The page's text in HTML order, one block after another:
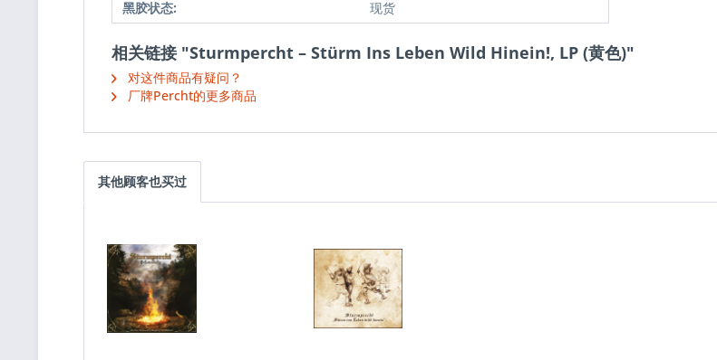
黑胶状态: 现货
相关链接 "Sturmpercht ‎– Stürm Ins Leben Wild Hinein!, LP (黄色)"
对这件商品有疑问？
厂牌Percht的更多商品
其他顾客也买过